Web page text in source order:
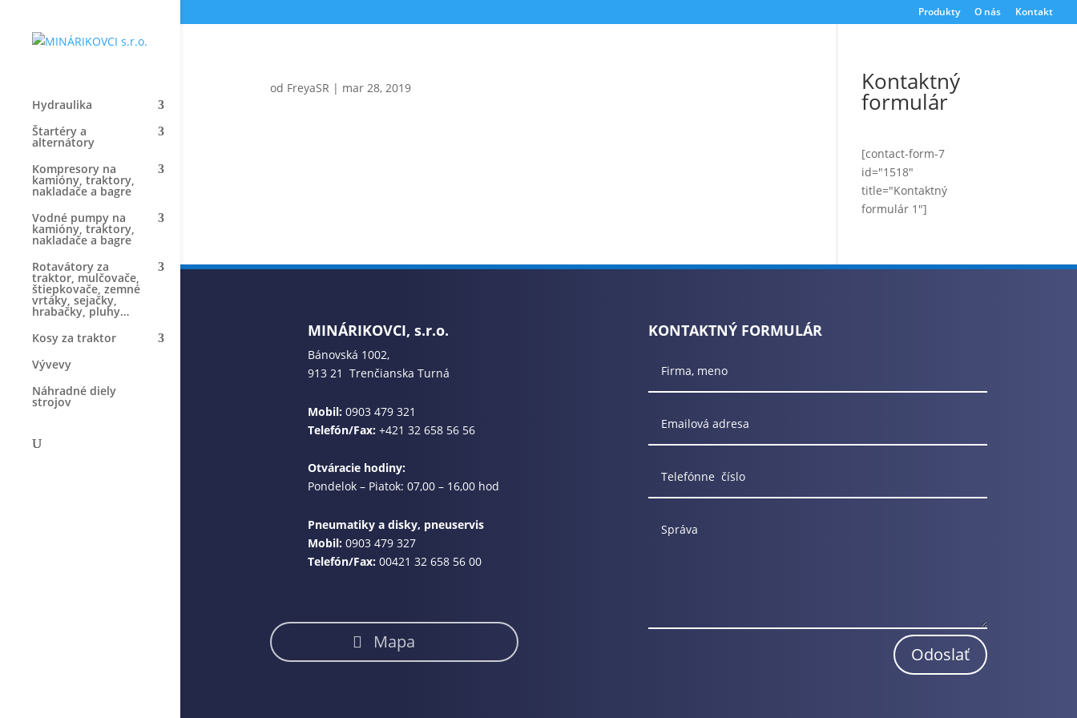
Produkty O nás Kontakt
Hydraulika
Štartéry a
alternátory
Kompresory na
kamióny, traktory,
nakladače a bagre
Vodné pumpy na
kamióny, traktory,
nakladače a bagre
Rotavátory za
traktor, mulčovače,
štiepkovače, zemné
vrtáky, sejačky,
hrabačky, pluhy…
Kosy za traktor
Vývevy
Náhradné diely
strojov
od FreyaSR | mar 28, 2019 Kontaktný
formulár
[contact-form-7
id="1518"
title="Kontaktný
formulár 1"]
MINÁRIKOVCI, s.r.o.
Bánovská 1002,
913 21 Trenčianska Turná
Mobil: 0903 479 321
Telefón/Fax: +421 32 658 56 56
Otváracie hodiny:
Pondelok – Piatok: 07,00 – 16,00 hod
Pneumatiky a disky, pneuservis
Mobil: 0903 479 327
Telefón/Fax: 00421 32 658 56 00
Mapa
KONTAKTNÝ FORMULÁR
Odoslať